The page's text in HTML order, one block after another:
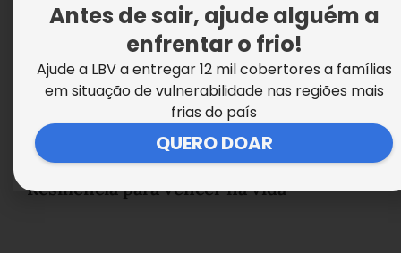
Resiliência para vencer na vida
Antes de sair, ajude alguém a
enfrentar o frio!
Ajude a LBV a entregar 12 mil cobertores a famílias
em situação de vulnerabilidade nas regiões mais
frias do país
QUERO DOAR